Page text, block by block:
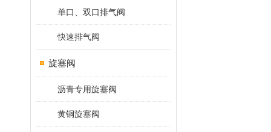
单口、双口排气阀
快速排气阀
旋塞阀
沥青专用旋塞阀
黄铜旋塞阀